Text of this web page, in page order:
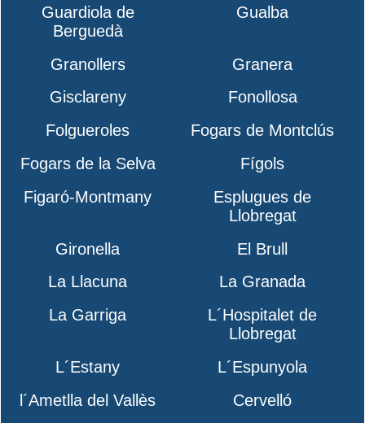
Guardiola de
Berguedà
Gualba
Granollers
Granera
Gisclareny
Fonollosa
Folgueroles
Fogars de Montclús
Fogars de la Selva
Fígols
Figaró-Montmany
Esplugues de
Llobregat
Gironella
El Brull
La Llacuna
La Granada
La Garriga
L´Hospitalet de
Llobregat
L´Estany
L´Espunyola
l´Ametlla del Vallès
Cervelló